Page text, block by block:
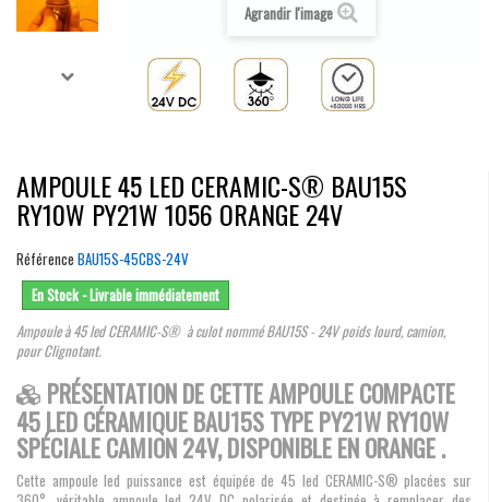
Agrandir l'image
AMPOULE 45 LED CERAMIC-S® BAU15S
RY10W PY21W 1056 ORANGE 24V
Référence BAU15S-45CBS-24V
En Stock - Livrable immédiatement
Ampoule à 45 led CERAMIC-S® à culot nommé BAU15S - 24V poids lourd, camion,
pour Clignotant.
PRÉSENTATION DE CETTE AMPOULE COMPACTE
45 LED CÉRAMIQUE BAU15S TYPE PY21W RY10W
SPÉCIALE CAMION 24V, DISPONIBLE EN ORANGE .
Cette ampoule led puissance est équipée de 45 led CERAMIC-S® placées sur